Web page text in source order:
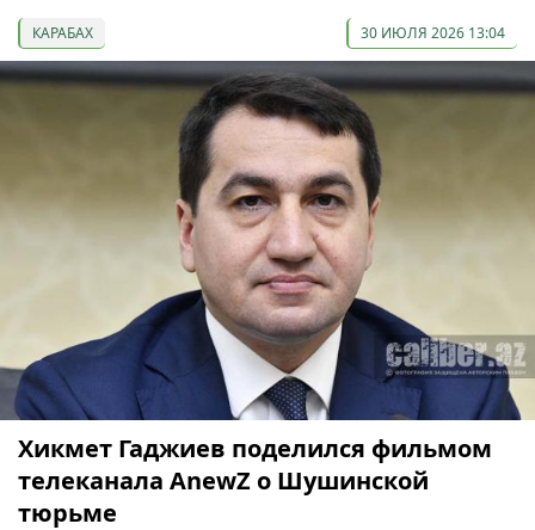
КАРАБАХ 30 ИЮЛЯ 2026 13:04
Хикмет Гаджиев поделился фильмом
телеканала AnewZ о Шушинской
тюрьме